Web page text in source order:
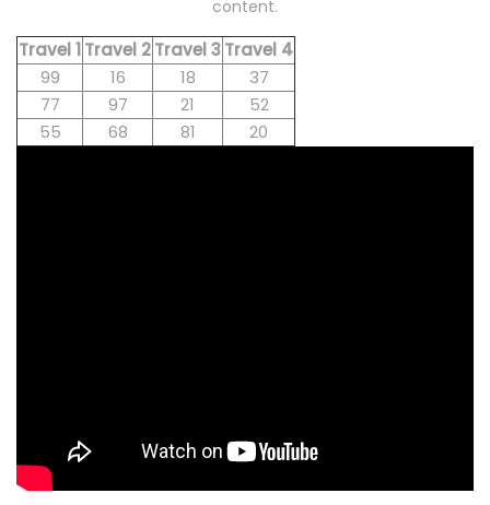
content.
Travel 1Travel 2Travel 3Travel 4
99
16 18
37
77
97 21
52
55
68 81 20